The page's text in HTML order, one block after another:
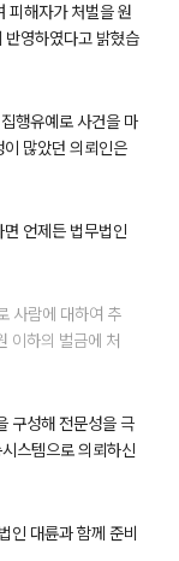
피해자가 처벌을 원
반영하였다고 밝혔습
행유예로 사건을 마
많았던 의뢰인은
언제든 법무법인
이하의 벌금에 처
구성해 전문성을 극
스템으로 의뢰하신
인 대륜과 함께 준비